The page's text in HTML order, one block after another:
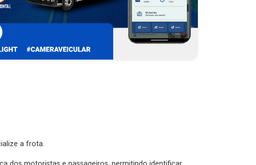
a frota.
dos motoristas e passageiros, permitindo identificar